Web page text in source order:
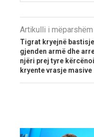
Artikulli i mëparshëm
​Tigrat kryejnë
gjenden armë dhe
njëri prej tyre
kryente vrasje masive